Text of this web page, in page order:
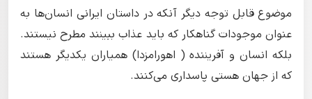
موضوع قابل توجه دیگر آنکه در داستان ایرانی انسان‌ها به
عنوان موجودات گناهکار که باید عذاب ببینند مطرح نیستند.
بلکه انسان و آفریننده ( اهورامزدا) همیاران یکدیگر هستند
که از جهان هستی پاسداری می‌کنند.